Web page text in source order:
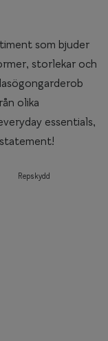
som bjuder
storlekar och
olika
essentials,
Repskydd